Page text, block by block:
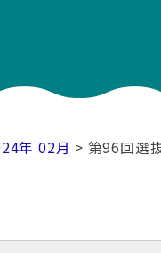
年 02月 > 第96回選